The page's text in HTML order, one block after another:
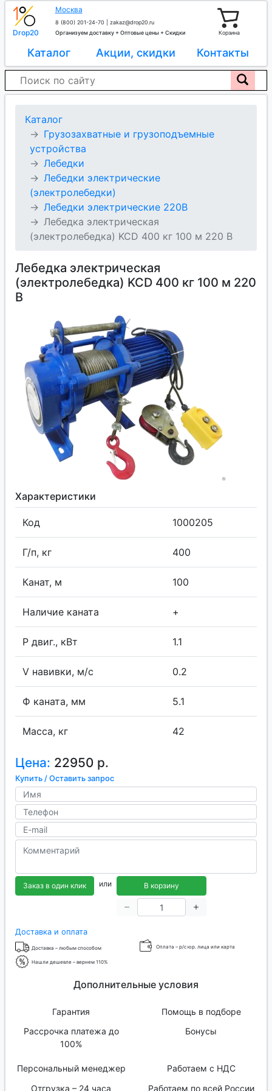
Drop20
Москва
8 (800) 201-24-70
zakaz@drop20.ru
Организуем доставку + Оптовые цены + Скидки
Корзина
Каталог Акции, скидки Контакты
Каталог
Грузозахватные и грузоподъемные
устройства
Лебедки
Лебедки электрические
(электролебедки)
Лебедки электрические 220В
Лебедка электрическая
(электролебедка) KCD 400 кг 100 м 220 В
Лебедка электрическая
(электролебедка) KCD 400 кг 100 м 220
В
Характеристики
Код 1000205
Г/п, кг 400
Канат, м 100
Наличие каната +
P двиг., кВт 1.1
V навивки, м/с 0.2
Ф каната, мм 5.1
Масса, кг 42
Цена: 22950 р.
Купить / Оставить запрос
Заказ в один клик или В корзину
Доставка и оплата
Доставка – любым способом Оплата – р/с юр. лица или карта
Нашли дешевле – вернем 110%
Дополнительные условия
Гарантия
Помощь в подборе
Рассрочка платежа до
100%
Бонусы
Персональный менеджер
Работаем с НДС
Отгрузка – 24 часа
Работаем по всей России